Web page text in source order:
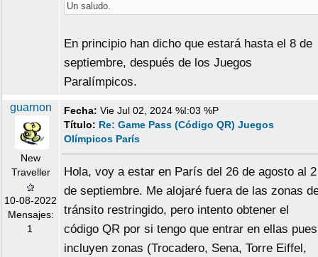
Un saludo.
En principio han dicho que estará hasta el 8 de
septiembre, después de los Juegos
Paralímpicos.
guarnon
New
Traveller
10-08-2022
Mensajes:
1
Fecha: Vie Jul 02, 2024 %I:03 %P
Título: Re: Game Pass (Código QR) Juegos
Olímpicos París
Hola, voy a estar en París del 26 de agosto al 2
de septiembre. Me alojaré fuera de las zonas
tránsito restringido, pero intento obtener el
código QR por si tengo que entrar en ellas pues
incluyen zonas (Trocadero, Sena, Torre Eiffel,